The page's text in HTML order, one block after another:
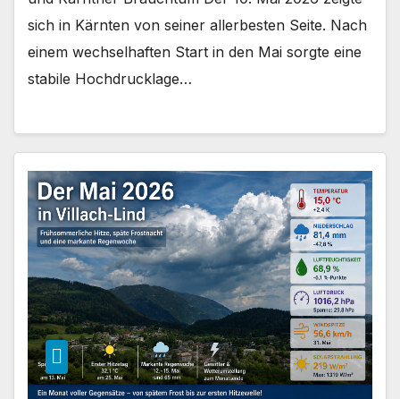
sich in Kärnten von seiner allerbesten Seite. Nach
einem wechselhaften Start in den Mai sorgte eine
stabile Hochdrucklage…